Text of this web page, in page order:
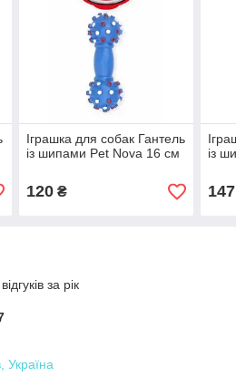
Іграшка для собак Гантель
із шипами Pet Nova 16 см
120₴
із
147
за рік
Україна